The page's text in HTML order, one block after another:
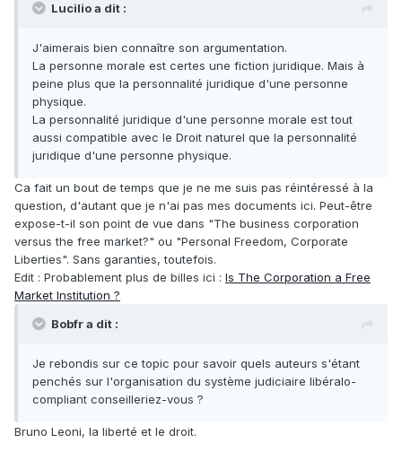
Lucilio a dit :
J'aimerais bien connaître son argumentation.
La personne morale est certes une fiction juridique. Mais à
peine plus que la personnalité juridique d'une personne
physique.
La personnalité juridique d'une personne morale est tout
aussi compatible avec le Droit naturel que la personnalité
juridique d'une personne physique.
Ca fait un bout de temps que je ne me suis pas réintéressé à la
question, d'autant que je n'ai pas mes documents ici. Peut-être
expose-t-il son point de vue dans "The business corporation
versus the free market?" ou "Personal Freedom, Corporate
Liberties". Sans garanties, toutefois.
Edit : Probablement plus de billes ici : Is The Corporation a Free
Market Institution ?
Bobfr a dit :
Je rebondis sur ce topic pour savoir quels auteurs s'étant
penchés sur l'organisation du système judiciaire libéralo-
compliant conseilleriez-vous ?
Bruno Leoni, la liberté et le droit.